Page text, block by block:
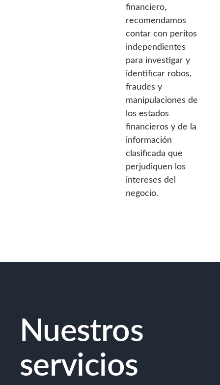
financiero,
recomendamos
contar con peritos
independientes
para investigar y
identificar robos,
fraudes y
manipulaciones de
los estados
financieros y de la
información
clasificada que
perjudiquen los
intereses del
negocio.
Nuestros
servicios